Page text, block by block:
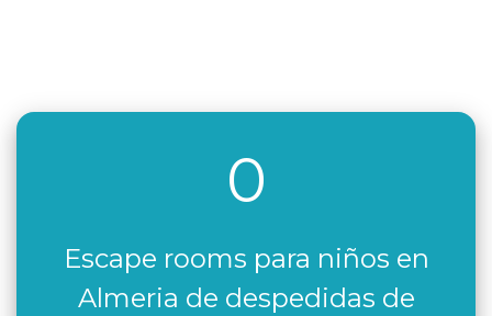
0
Escape rooms para niños en
Almeria de despedidas de